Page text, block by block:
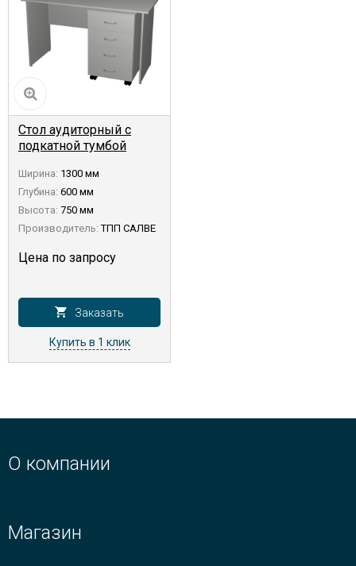
Стол аудиторный с
подкатной тумбой
Ширина: 1300 мм
Глубина: 600 мм
Высота: 750 мм
Производитель: ТПП САЛВЕ
Цена по запросу
Заказать
Купить в 1 клик
О компании
Магазин